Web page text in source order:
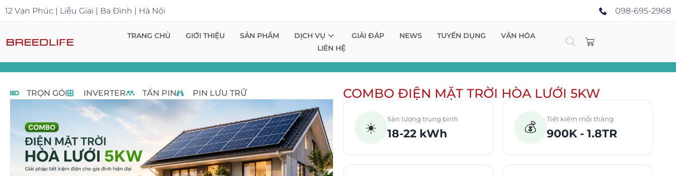
12 Vạn Phúc | Liễu Giai | Ba Đình | Hà Nội 098-695-2968
TRANG CHỦ GIỚI THIỆU SẢN PHẨM DỊCH VỤ GIẢI ĐÁP NEWS TUYỂN DỤNG
VĂN HÓA
LIÊN HỆ
TRỌN GÓI INVERTER TẤN PIN PIN LƯU TRỮ COMBO ĐIỆN MẶT TRỜI HÒA LƯỚI 5KW
☀️
Sản lượng trung bình
18-22 kWh 💰
Tiết kiệm mỗi tháng
900K - 1.8TR